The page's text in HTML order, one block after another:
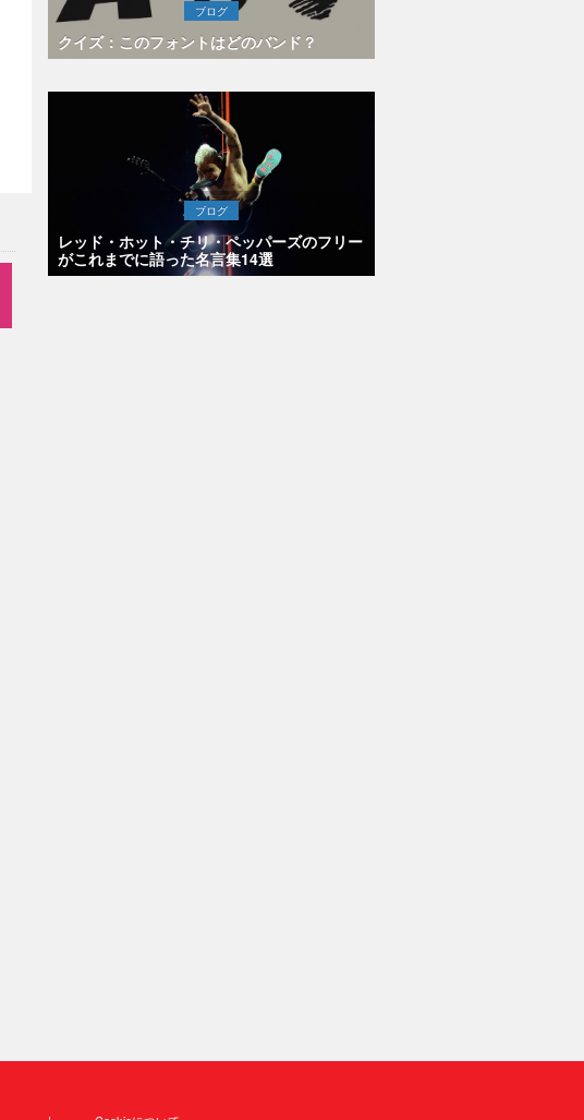
ブログ
クイズ：このフォントはどのバンド？
ブログ
レッド・ホット・チリ・ペッパーズのフリー
がこれまでに語った名言集14選